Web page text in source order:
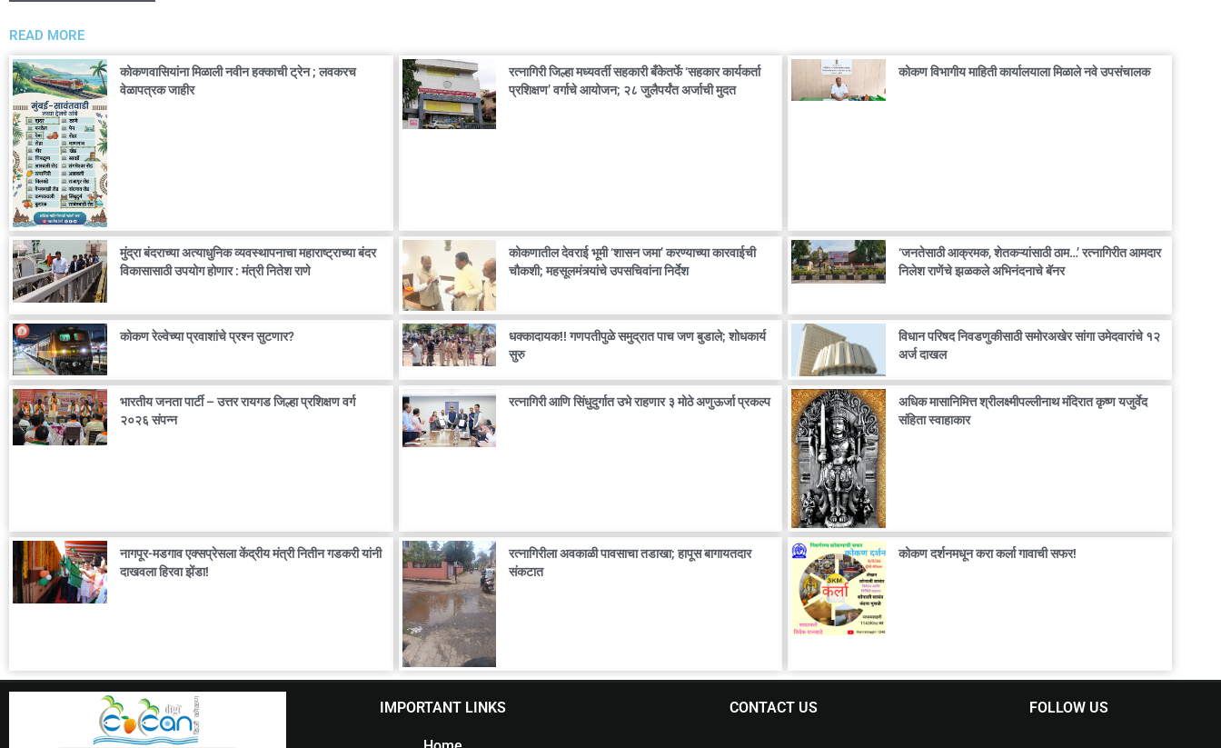
READ MORE
कोकणवासियांना मिळाली नवीन हक्काची ट्रेन ; लवकरच
वेळापत्रक जाहीर
रत्नागिरी जिल्हा मध्यवर्ती सहकारी बँकेतर्फे ‘सहकार कार्यकर्ता
प्रशिक्षण’ वर्गाचे आयोजन; २८ जुलैपर्यंत अर्जाची मुदत
कोकण विभागीय माहिती कार्यालयाला मिळाले नवे उपसंचालक
मुंद्रा बंदराच्या अत्याधुनिक व्यवस्थापनाचा महाराष्ट्राच्या बंदर
विकासासाठी उपयोग होणार : मंत्री नितेश राणे
कोकणातील देवराई भूमी ‘शासन जमा’ करण्याच्या कारवाईची
चौकशी; महसूलमंत्र्यांचे उपसचिवांना निर्देश
‘जनतेसाठी आक्रमक, शेतकऱ्यांसाठी ठाम…’ रत्नागिरीत आमदार
निलेश राणेंचे झळकले अभिनंदनाचे बॅनर
कोकण रेल्वेच्या प्रवाशांचे प्रश्न सुटणार?
धक्कादायक!! गणपतीपुळे समुद्रात पाच जण बुडाले; शोधकार्य
सुरु
विधान परिषद निवडणुकीसाठी समोरअखेर सांगा उमेदवारांचे १२
अर्ज दाखल
भारतीय जनता पार्टी – उत्तर रायगड जिल्हा प्रशिक्षण वर्ग
२०२६ संपन्न
रत्नागिरी आणि सिंधुदुर्गात उभे राहणार ३ मोठे अणुऊर्जा प्रकल्प
अधिक मासानिमित्त श्रीलक्ष्मीपल्लीनाथ मंदिरात कृष्ण यजुर्वेद
संहिता स्वाहाकार
नागपूर-मडगाव एक्सप्रेसला केंद्रीय मंत्री नितीन गडकरी यांनी
दाखवला हिरवा झेंडा!
रत्नागिरीला अवकाळी पावसाचा तडाखा; हापूस बागायतदार
संकटात
कोकण दर्शनमधून करा कर्ला गावाची सफर!
IMPORTANT LINKS CONTACT US FOLLOW US